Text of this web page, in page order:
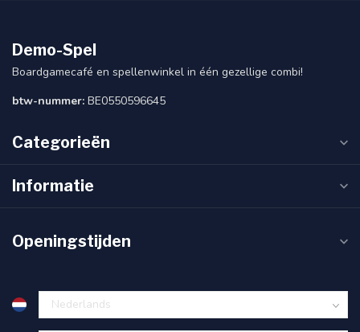
Demo-Spel
Boardgamecafé en spellenwinkel in één gezellige combi!
btw-nummer: BE0550596645
Categorieën
Informatie
Openingstijden